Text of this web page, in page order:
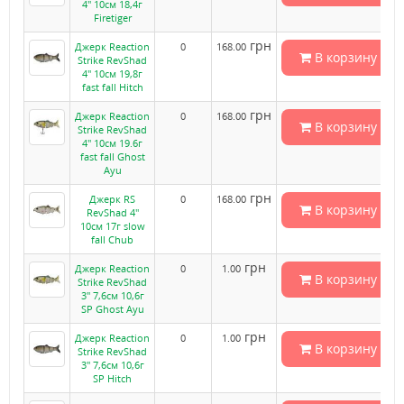
4" 10см 18,4г
Firetiger
Джерк Reaction
Strike RevShad
4" 10см 19,8г
fast fall Hitch
0 168.00 грн
В корзину
Джерк Reaction
Strike RevShad
4" 10см 19.6г
fast fall Ghost
Ayu
0 168.00 грн
В корзину
Джерк RS
RevShad 4"
10см 17г slow
fall Chub
0 168.00 грн
В корзину
Джерк Reaction
Strike RevShad
3" 7,6см 10,6г
SP Ghost Ayu
0 1.00 грн
В корзину
Джерк Reaction
Strike RevShad
3" 7,6см 10,6г
SP Hitch
0 1.00 грн
В корзину